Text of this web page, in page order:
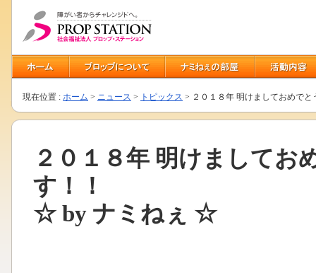
現在位置 : ホーム > ニュース > トピックス > ２０１８年 明けましておめで
２０１８年 明けましてお
す！！
☆ by ナミねぇ ☆